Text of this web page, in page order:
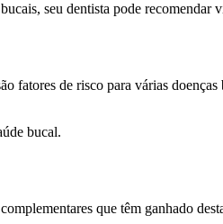
seu dentista pode recomendar
fatores de risco para várias
bucal.
que têm ganhado